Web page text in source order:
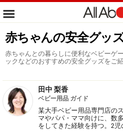
赤ちゃんの安全グッ
赤ちゃんとの暮らしに便利なベビーゲ
ックなどのおすすめの安全グッズをご
田中 梨香
ベビー用品 ガイド
某大手ベビー用品専門店の
マやパパ・ママ向けに、数
をしてきた経験を持つ。2児